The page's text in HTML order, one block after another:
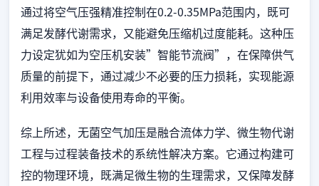
通过将空气压强精准控制在0.2-0.35MPa范围内，既可
满足发酵代谢需求，又能避免压缩机过度能耗。这种压
力设定犹如为空压机安装”智能节流阀”，在保障供气
质量的前提下，通过减少不必要的压力损耗，实现能源
利用效率与设备使用寿命的平衡。
综上所述，无菌空气加压是融合流体力学、微生物代谢
工程与过程装备技术的系统性解决方案。它通过构建可
控的物理环境，既满足微生物的生理需求，又保障发酵